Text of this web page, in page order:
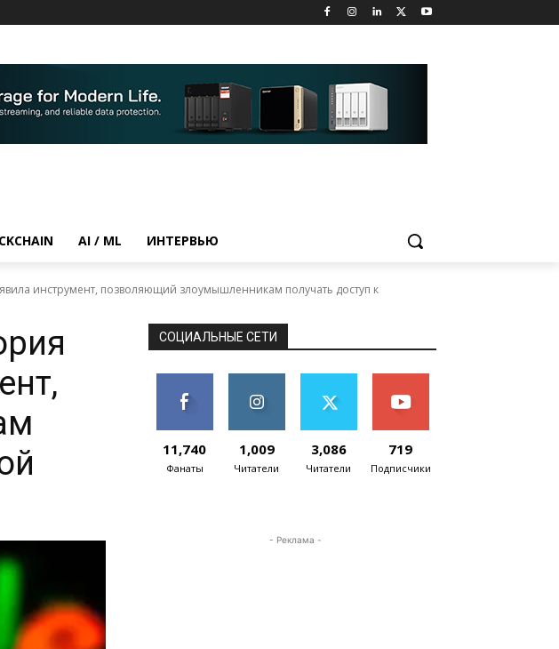
AI / ML ИНТЕРВЬЮ
инструмент, позволяющий злоумышленникам получать доступ к
СОЦИАЛЬНЫЕ СЕТИ
11,740
Фанаты
1,009
Читатели
3,086
Читатели
719
Подписчики
- Реклама -